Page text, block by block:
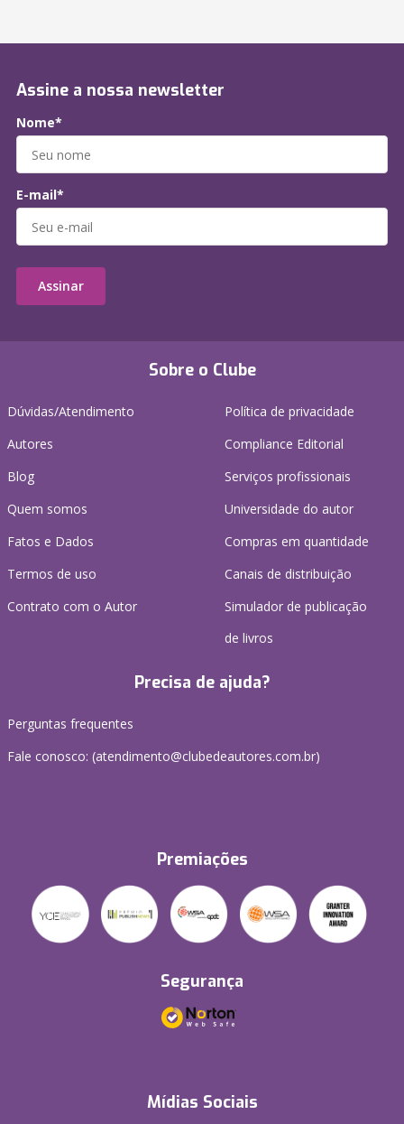
Sobre o Clube
Dúvidas/Atendimento
Autores
Blog
Quem somos
Fatos e Dados
Termos de uso
Contrato com o Autor
Política de privacidade
Compliance Editorial
Serviços profissionais
Universidade do autor
Compras em quantidade
Canais de distribuição
Simulador de publicação
de livros
Precisa de ajuda?
Perguntas frequentes
Fale conosco: (atendimento@clubedeautores.com.br)
Premiações
Segurança
Mídias Sociais
Assine a nossa newsletter
Nome*
E-mail*
Assinar